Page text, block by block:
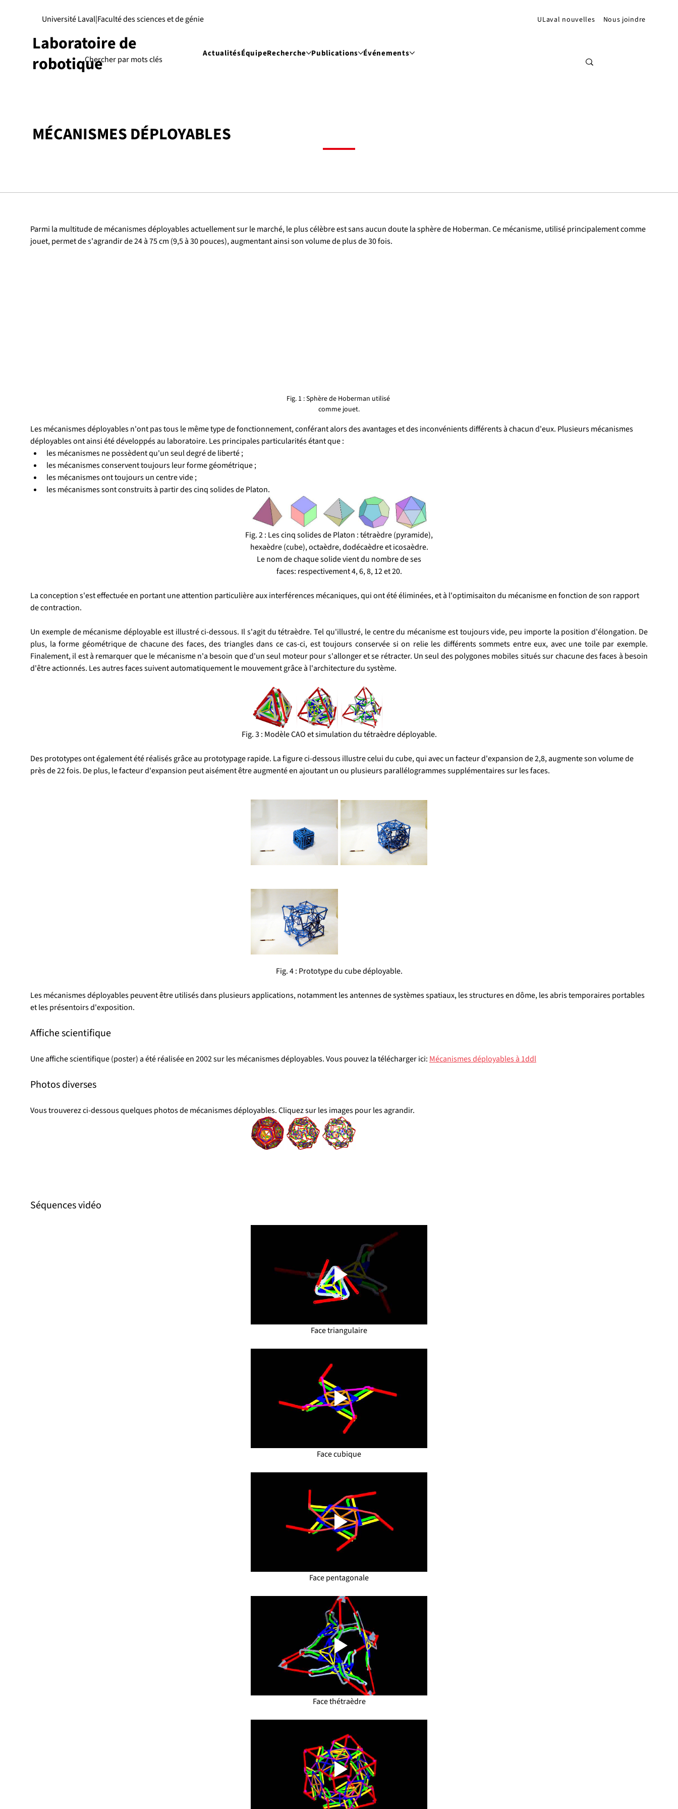
Laboratoire de
robotique
ActualitésÉquipeRecherche Publications Événements
|
Université Laval Faculté des sciences et de génie ULaval nouvelles Nous joindre
MÉCANISMES DÉPLOYABLES
Parmi la multitude de mécanismes déployables actuellement sur le marché, le plus célèbre est sans aucun doute la sphère de Hoberman. Ce mécanisme, utilisé principalement comme
jouet, permet de s'agrandir de 24 à 75 cm (9,5 à 30 pouces), augmentant ainsi son volume de plus de 30 fois.
Fig. 1 : Sphère de Hoberman utilisé
comme jouet.
Les mécanismes déployables n'ont pas tous le même type de fonctionnement, conférant alors des avantages et des inconvénients différents à chacun d'eux. Plusieurs mécanismes
déployables ont ainsi été développés au laboratoire. Les principales particularités étant que :
les mécanismes ne possèdent qu'un seul degré de liberté ;
les mécanismes conservent toujours leur forme géométrique ;
les mécanismes ont toujours un centre vide ;
les mécanismes sont construits à partir des cinq solides de Platon.
Fig. 2 : Les cinq solides de Platon : tétraèdre (pyramide),
hexaèdre (cube), octaèdre, dodécaèdre et icosaèdre.
Le nom de chaque solide vient du nombre de ses
faces: respectivement 4, 6, 8, 12 et 20.
La conception s'est effectuée en portant une attention particulière aux interférences mécaniques, qui ont été éliminées, et à l'optimisaiton du mécanisme en fonction de son rapport
de contraction.
Un exemple de mécanisme déployable est illustré ci-dessous. Il s'agit du tétraèdre. Tel qu'illustré, le centre du mécanisme est toujours vide, peu importe la position d'élongation. De
plus, la forme géométrique de chacune des faces, des triangles dans ce cas-ci, est toujours conservée si on relie les différents sommets entre eux, avec une toile par exemple.
Finalement, il est à remarquer que le mécanisme n'a besoin que d'un seul moteur pour s'allonger et se rétracter. Un seul des polygones mobiles situés sur chacune des faces à besoin
d'être actionnés. Les autres faces suivent automatiquement le mouvement grâce à l'architecture du système.
Fig. 3 : Modèle CAO et simulation du tétraèdre déployable.
Des prototypes ont également été réalisés grâce au prototypage rapide. La figure ci-dessous illustre celui du cube, qui avec un facteur d'expansion de 2,8, augmente son volume de
près de 22 fois. De plus, le facteur d'expansion peut aisément être augmenté en ajoutant un ou plusieurs parallélogrammes supplémentaires sur les faces.
Fig. 4 : Prototype du cube déployable.
Les mécanismes déployables peuvent être utilisés dans plusieurs applications, notamment les antennes de systèmes spatiaux, les structures en dôme, les abris temporaires portables
et les présentoirs d'exposition.
Affiche scientifique
Une affiche scientifique (poster) a été réalisée en 2002 sur les mécanismes déployables. Vous pouvez la télécharger ici: Mécanismes déployables à 1ddl
Photos diverses
Vous trouverez ci-dessous quelques photos de mécanismes déployables. Cliquez sur les images pour les agrandir.
Séquences vidéo
Face triangulaire
Face cubique
Face pentagonale
Face thétraèdre